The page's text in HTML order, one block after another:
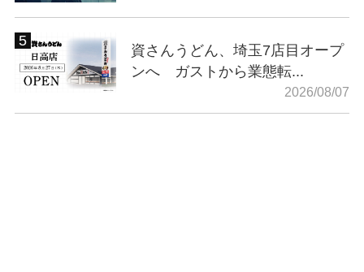
資さんうどん、埼玉7店目オープ
ンへ ガストから業態転...
2026/08/07